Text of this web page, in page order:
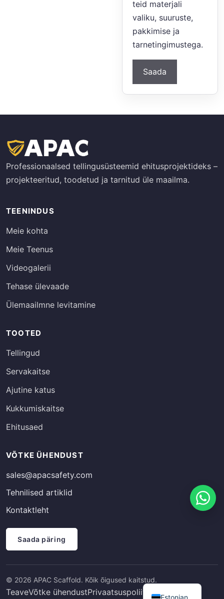
teid materjali
valiku, suuruste,
pakkimise ja
tarnetingimustega.
Saada
Professionaalsed tellingusüsteemid ehitusprojektideks –
projekteeritud, toodetud ja tarnitud üle maailma.
TEENINDUS
Meie kohta
Meie Teenus
Videogalerii
Tehase ülevaade
Ülemaailmne levitamine
TOOTED
Tellingud
Servakaitse
Ajutine katus
Kukkumiskaitse
Ehitusaed
VÕTKE ÜHENDUST
sales@apacsafety.com
Tehnilised artiklid
Kontaktleht
Saada päring
© 2026 APAC Scaffold. Kõik õigused kaitstud.
TeaveVõtke ühendustPrivaatsuspoliitika Estonian
Swedish